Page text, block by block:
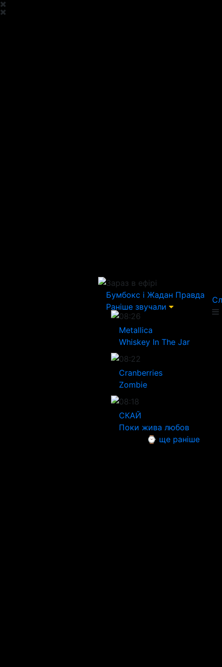
Зараз в ефірі
Бумбокс і Жадан Правда
Раніше звучали
08:26
Metallica
Whiskey In The Jar
08:22
Cranberries
Zombie
08:18
СКАЙ
Поки жива любов
⌚ ще раніше